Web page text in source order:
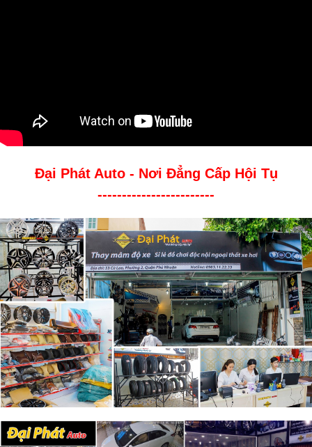
Đại Phát Auto - Nơi Đẳng Cấp Hội Tụ
------------------------